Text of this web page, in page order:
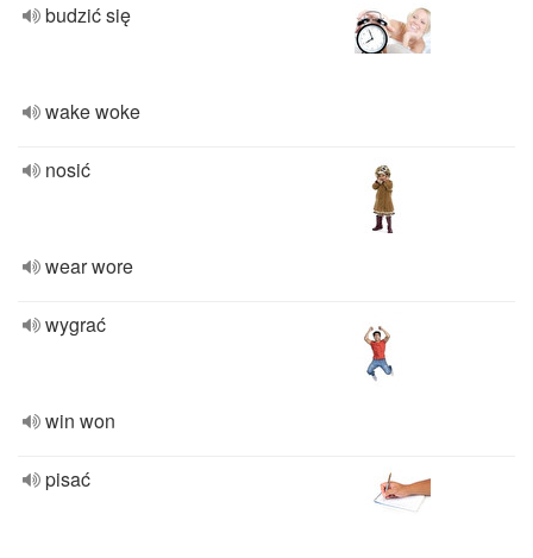
budzić się
wake woke
nosić
wear wore
wygrać
win won
pisać